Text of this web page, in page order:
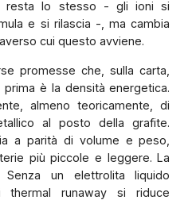
resta lo stesso - gli ioni si
e si rilascia -, ma cambia
cui questo avviene.
promesse che, sulla carta,
è la densità energetica.
almeno teoricamente, di
al posto della grafite.
a parità di volume e peso,
più piccole e leggere. La
un elettrolita liquido
thermal runaway si riduce